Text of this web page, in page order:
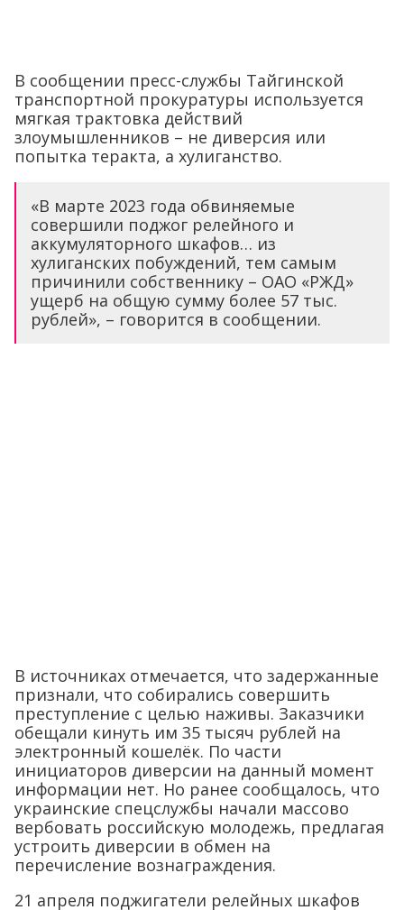
В сообщении пресс-службы Тайгинской
транспортной прокуратуры используется
мягкая трактовка действий
злоумышленников – не диверсия или
попытка теракта, а хулиганство.
«В марте 2023 года обвиняемые
совершили поджог релейного и
аккумуляторного шкафов… из
хулиганских побуждений, тем самым
причинили собственнику – ОАО «РЖД»
ущерб на общую сумму более 57 тыс.
рублей», – говорится в сообщении.
В источниках отмечается, что задержанные
признали, что собирались совершить
преступление с целью наживы. Заказчики
обещали кинуть им 35 тысяч рублей на
электронный кошелёк. По части
инициаторов диверсии на данный момент
информации нет. Но ранее сообщалось, что
украинские спецслужбы начали массово
вербовать российскую молодежь, предлагая
устроить диверсии в обмен на
перечисление вознаграждения.
21 апреля поджигатели релейных шкафов